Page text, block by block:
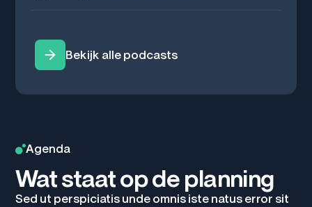
Bekijk alle podcasts
Agenda
Wat staat op de planning
Sed ut perspiciatis unde omnis iste natus error sit